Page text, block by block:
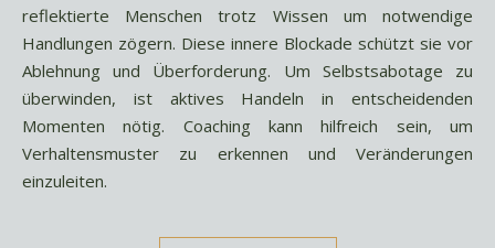
reflektierte Menschen trotz Wissen um notwendige
Handlungen zögern. Diese innere Blockade schützt sie vor
Ablehnung und Überforderung. Um Selbstsabotage zu
überwinden, ist aktives Handeln in entscheidenden
Momenten nötig. Coaching kann hilfreich sein, um
Verhaltensmuster zu erkennen und Veränderungen
einzuleiten.